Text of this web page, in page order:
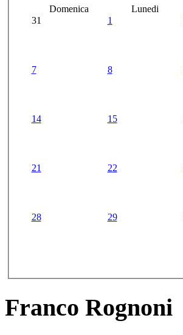
Domenica Lunedi
31
1
7 8
14 15
21 22
28 29
Franco Rognoni